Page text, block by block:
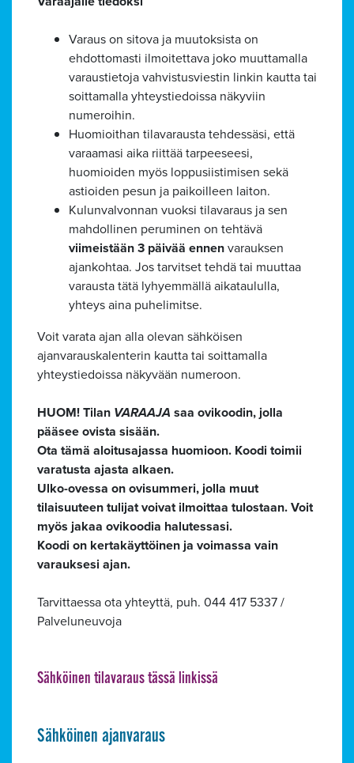
Varaus on sitova ja muutoksista on
ehdottomasti ilmoitettava joko muuttamalla
varaustietoja vahvistusviestin linkin kautta tai
soittamalla yhteystiedoissa näkyviin
numeroihin.
Huomioithan tilavarausta tehdessäsi, että
varaamasi aika riittää tarpeeseesi,
huomioiden myös loppusiistimisen sekä
astioiden pesun ja paikoilleen laiton.
Kulunvalvonnan vuoksi tilavaraus ja sen
mahdollinen peruminen on tehtävä
viimeistään 3 päivää ennenvarauksen
ajankohtaa. Jos tarvitset tehdä tai muuttaa
varausta tätä lyhyemmällä aikataululla,
yhteys aina puhelimitse.
Voit varata ajan alla olevan sähköisen
ajanvarauskalenterin kautta tai soittamalla
yhteystiedoissa näkyvään numeroon.
HUOM! Tilan VARAAJA saa ovikoodin, jolla
pääsee ovista sisään.
Ota tämä aloitusajassa huomioon. Koodi toimii
varatusta ajasta alkaen.
Ulko-ovessa on ovisummeri, jolla muut
tilaisuuteen tulijat voivat ilmoittaa tulostaan. Voit
myös jakaa ovikoodia halutessasi.
Koodi on kertakäyttöinen ja voimassa vain
varauksesi ajan.
Tarvittaessa ota yhteyttä, puh. 044 417 5337 /
Palveluneuvoja
Sähköinen tilavaraus tässä linkissä
Sähköinen ajanvaraus